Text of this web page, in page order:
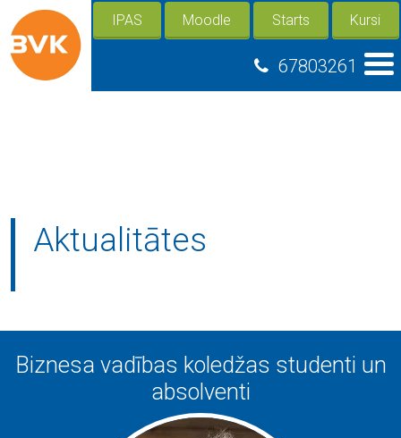
67803261
IPAS Moodle Starts Kursi
Aktualitātes
Biznesa vadības koledžas studenti un
absolventi